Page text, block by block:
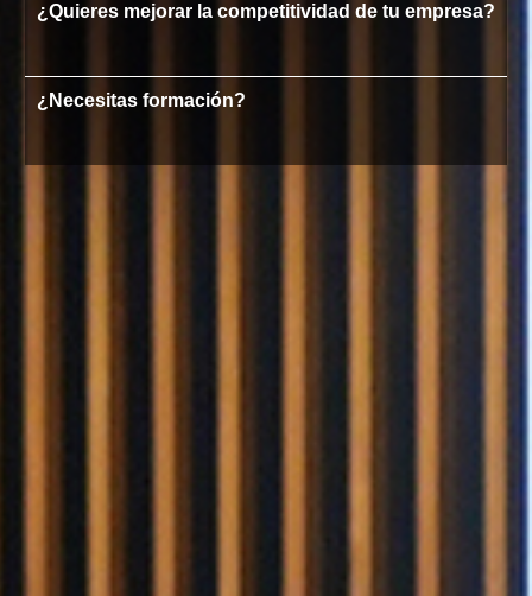
¿Quieres mejorar la competitividad de tu empresa?
¿Necesitas formación?